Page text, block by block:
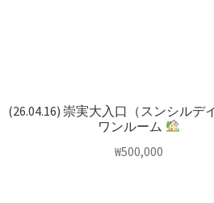
(26.04.16) 崇実大入口（スンシルデ
ワンルーム
₩500,000